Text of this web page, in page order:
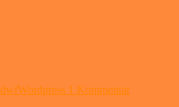
dwfWordpress 1 Kommentar